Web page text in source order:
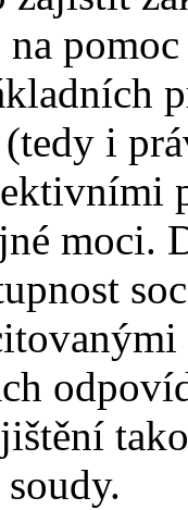
i
moci.